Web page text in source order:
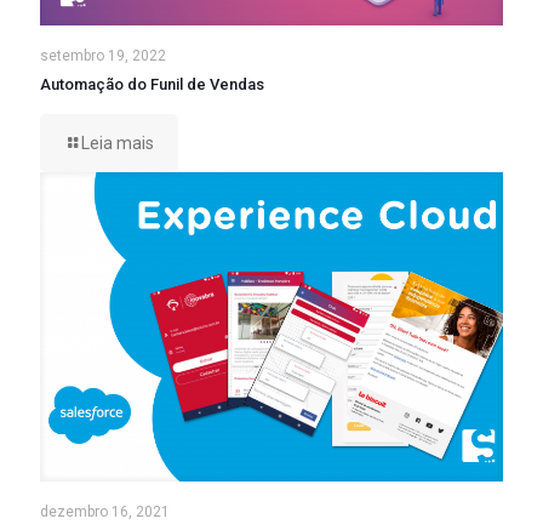
setembro 19, 2022
Automação do Funil de Vendas
Leia mais
dezembro 16, 2021